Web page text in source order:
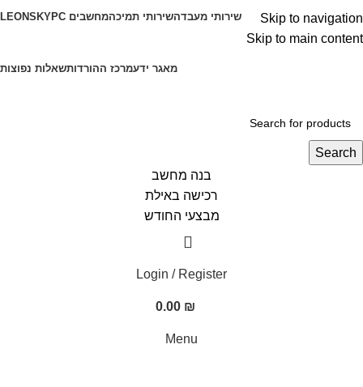
Skip to navigation
Skip to main content
שירותי מעבדהשירותי תמיכהמחשבים LEONSKYPC
SMART SHOP - חנות מחשבים, לפטופים וציוד הקפי
מאגר ידעמרכז ההורדותשאלות נפוצות
Search
בנה מחשב
רכישה באילת
מבצעי החודש
Login / Register
0.00 ₪
Menu